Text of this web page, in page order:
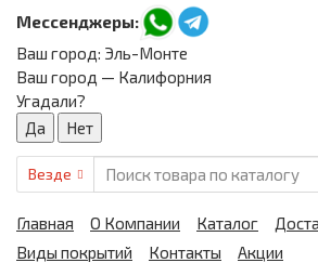
Мессенджеры:
Ваш город: Эль-Монте
Ваш город — Калифорния
Угадали?
Везде
Главная О Компании Каталог
Виды покрытий
Контакты Акции